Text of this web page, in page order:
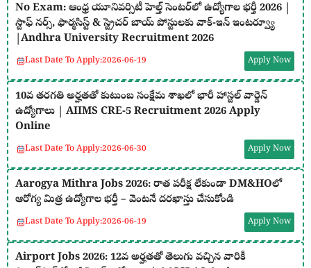
No Exam: ఆంధ్ర యూనివర్సిటీ హెల్త్ సెంటర్‌లో ఉద్యోగాల భర్తీ 2026 |
స్టాఫ్ నర్స్, ఫార్మసిస్ట్ & స్ట్రెచర్ బాయ్ పోస్టులకు వాక్-ఇన్ ఇంటర్వ్యూ
|Andhra University Recruitment 2026
Last Date To Apply:2026-06-19 Apply Now
10వ తరగతి అర్హతతో కుటుంబ సంక్షేమ శాఖలో భారీ హాస్టల్ వార్డెన్
ఉద్యోగాలు | AIIMS CRE-5 Recruitment 2026 Apply
Online
Last Date To Apply:2026-06-30 Apply Now
Aarogya Mithra Jobs 2026: రాత పరీక్ష లేకుండా DM&HOలో
ఆరోగ్య మిత్ర ఉద్యోగాల భర్తీ – వెంటనే దరఖాస్తు చేసుకోండి
Last Date To Apply:2026-06-19 Apply Now
Airport Jobs 2026: 12వ అర్హతతో తెలుగు వచ్చిన వారికీ